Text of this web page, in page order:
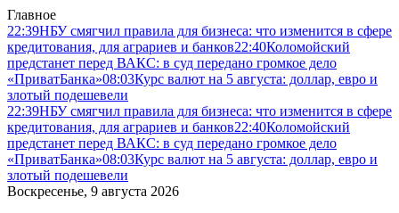
Главное
22:39НБУ смягчил правила для бизнеса: что изменится в сфере
кредитования, для аграриев и банков22:40Коломойский
предстанет перед ВАКС: в суд передано громкое дело
«ПриватБанка»08:03Курс валют на 5 августа: доллар, евро и
злотый подешевели
22:39НБУ смягчил правила для бизнеса: что изменится в сфере
кредитования, для аграриев и банков22:40Коломойский
предстанет перед ВАКС: в суд передано громкое дело
«ПриватБанка»08:03Курс валют на 5 августа: доллар, евро и
злотый подешевели
Воскресенье, 9 августа 2026